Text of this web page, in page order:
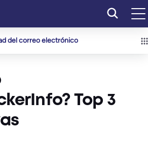
del correo electrónico
Top 3